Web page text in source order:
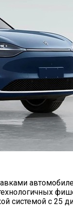
системой с 25